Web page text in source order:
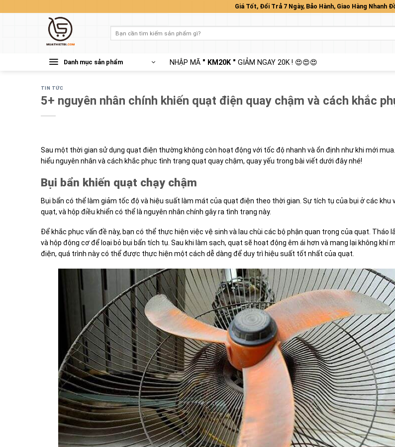
Giá Tốt, Đổi Trả 7 Ngày, Bảo Hành, Giao Hàng Nhanh
kiếm:
Danh mục sản phẩm NHẬP MÃ " KM20K " GIẢM NGAY 20K ! 😍😍😍
TIN TỨC
5+ nguyên nhân chính khiến quạt điện quay chậm và cách khắc
Sau một thời gian sử dụng quạt điện thường không còn hoạt động với tốc độ nhanh và ổn định như khi mới
hiểu nguyên nhân và cách khắc phục tình trạng quạt quay chậm, quay yếu trong bài viết dưới đây nhé!
Bụi bẩn khiến quạt chạy chậm
Bụi bẩn có thể làm giảm tốc độ và hiệu suất làm mát của quạt điện theo thời gian. Sự tích tụ của bụi ở các khu
quạt, và hộp điều khiển có thể là nguyên nhân chính gây ra tình trạng này.
Để khắc phục vấn đề này, bạn có thể thực hiện việc vệ sinh và lau chùi các bộ phận quan trọng của quạt. Tháo
và hộp động cơ để loại bỏ bụi bẩn tích tụ. Sau khi làm sạch, quạt sẽ hoạt động êm ái hơn và mang lại không khí
điện, quá trình này có thể được thực hiện một cách dễ dàng để duy trì hiệu suất tốt nhất của quạt.